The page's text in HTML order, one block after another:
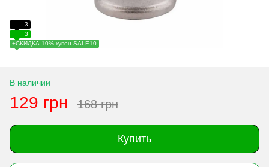
3
3
+СКИДКА 10% купон SALE10
В наличии
129 грн 168 грн
Купить